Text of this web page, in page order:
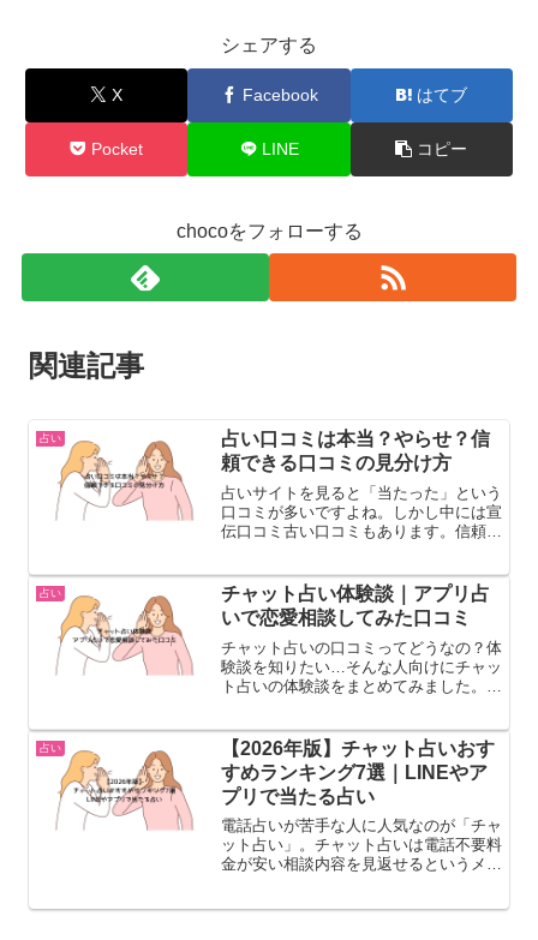
シェアする
X Facebook はてブ
Pocket LINE コピー
chocoをフォローする
関連記事
占い
占い口コミは本当？やらせ？信
頼できる口コミの見分け方
占いサイトを見ると「当たった」という
口コミが多いですよね。しかし中には宣
伝口コミ古い口コミもあります。信頼で
ミ。②悪い口コミもある良い口コミだけ
のサイトは注意です。良い面...
占い
チャット占い体験談｜アプリ占
いで恋愛相談してみた口コミ
チャット占いの口コミってどうなの？体
験談を知りたい…そんな人向けにチャッ
ト占いの体験談をまとめてみました。チ
きたのでどうしようか悩んでいる時に、
このアプリに出会い...
占い
【2026年版】チャット占いおす
すめランキング7選｜LINEやア
プリで当たる占い
電話占いが苦手な人に人気なのが「チャ
ット占い」。チャット占いは電話不要料
金が安い相談内容を見返せるというメリ